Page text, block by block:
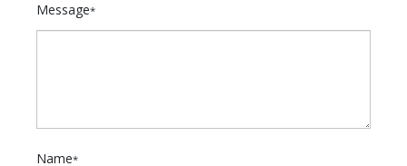
Message*
Name*